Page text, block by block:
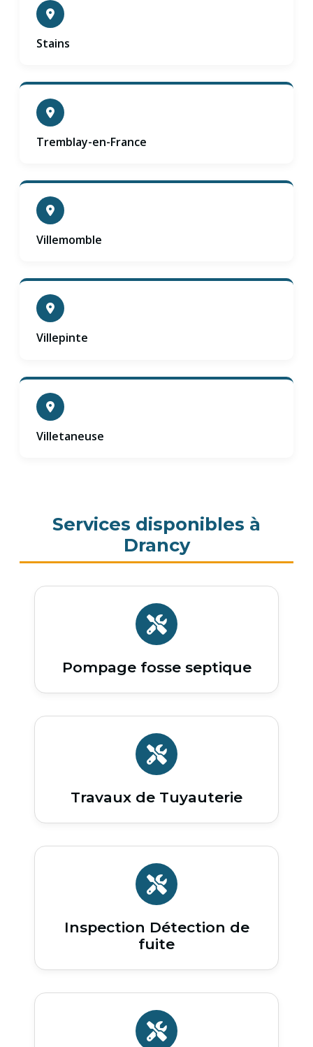
Stains
Tremblay-en-France
Villemomble
Villepinte
Villetaneuse
Services disponibles à
Drancy
Pompage fosse septique
Travaux de Tuyauterie
Inspection Détection de
fuite